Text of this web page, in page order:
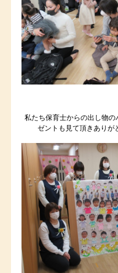
私たち保育士からの出し物
ゼントも見て頂きありが